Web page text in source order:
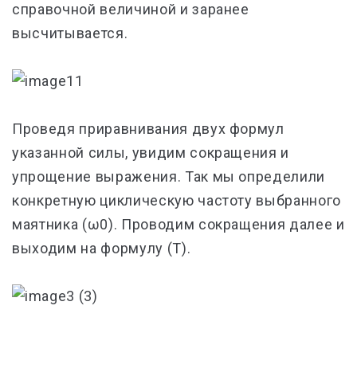
справочной величиной и заранее
высчитывается.
Проведя приравнивания двух формул
указанной силы, увидим сокращения и
упрощение выражения. Так мы определили
конкретную циклическую частоту выбранного
маятника (ω0). Проводим сокращения далее и
выходим на формулу (Т).